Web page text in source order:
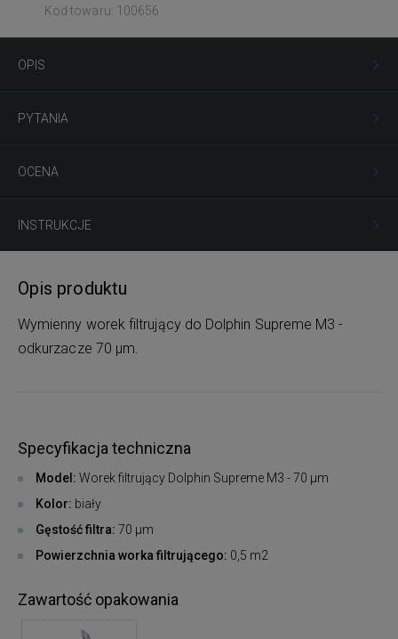
Kod towaru: 100656
OPIS
PYTANIA
OCENA
INSTRUKCJE
Opis produktu
Wymienny worek filtrujący do Dolphin Supreme M3 -
odkurzacze 70 μm.
Specyfikacja techniczna
Model: Worek filtrujący Dolphin Supreme M3 - 70 μm
Kolor: biały
Gęstość filtra: 70 μm
Powierzchnia worka filtrującego: 0,5 m2
Zawartość opakowania